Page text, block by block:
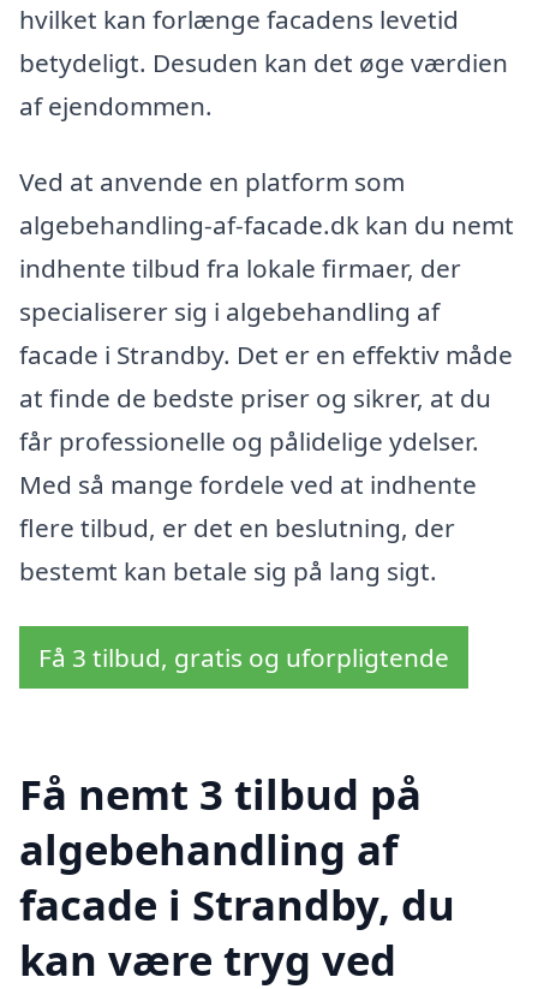
hvilket kan forlænge facadens levetid
betydeligt. Desuden kan det øge værdien
af ejendommen.
Ved at anvende en platform som
algebehandling-af-facade.dk kan du nemt
indhente tilbud fra lokale firmaer, der
specialiserer sig i algebehandling af
facade i Strandby. Det er en effektiv måde
at finde de bedste priser og sikrer, at du
får professionelle og pålidelige ydelser.
Med så mange fordele ved at indhente
flere tilbud, er det en beslutning, der
bestemt kan betale sig på lang sigt.
Få 3 tilbud, gratis og uforpligtende
Få nemt 3 tilbud på
algebehandling af
facade i Strandby, du
kan være tryg ved